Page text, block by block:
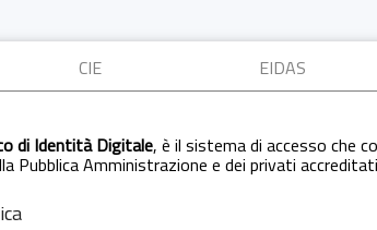
CIE EIDAS
di Identità Digitale, è il sistema di accesso che
Pubblica Amministrazione e dei privati